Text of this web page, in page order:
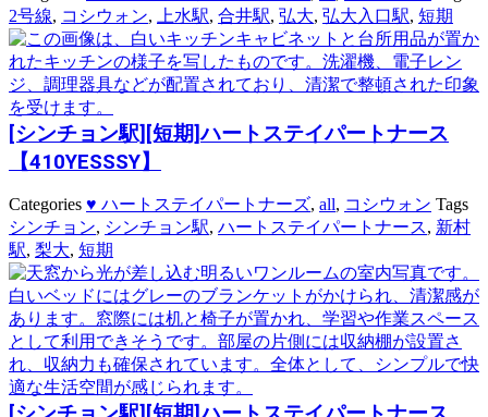
2号線, コシウォン, 上水駅, 合井駅, 弘大, 弘大入口駅, 短期
[シンチョン駅][短期]ハートステイパートナース
【410YESSSY】
Categories ♥ ハートステイパートナーズ, all, コシウォン Tags
シンチョン, シンチョン駅, ハートステイパートナース, 新村
駅, 梨大, 短期